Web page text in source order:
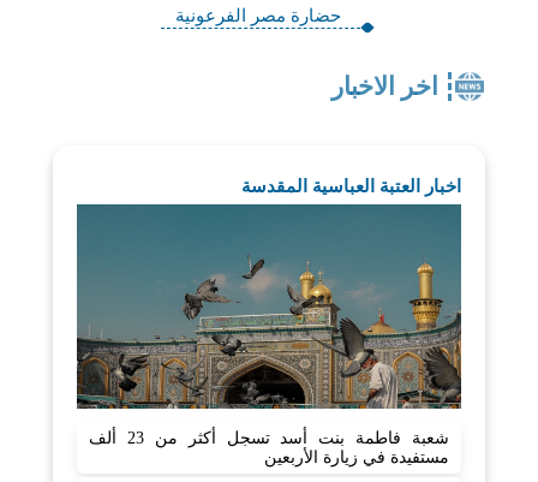
حضارة مصر الفرعونية
اخر الاخبار
اخبار العتبة العباسية المقدسة
شعبة فاطمة بنت أسد تسجل أكثر من 23 ألف
مستفيدة في زيارة الأربعين